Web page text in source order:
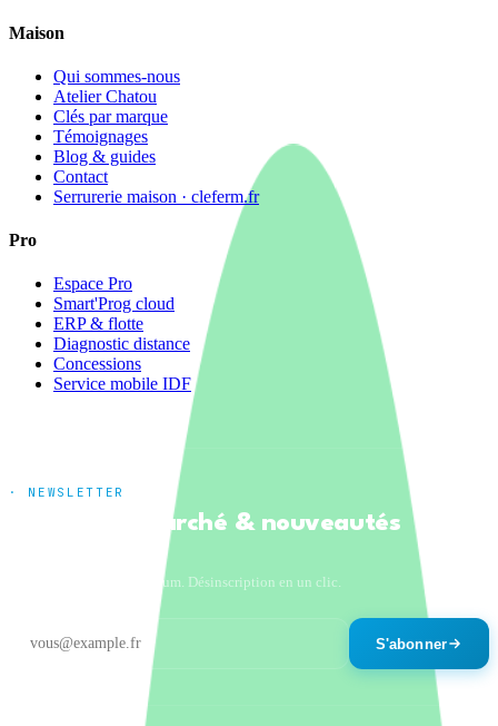
Maison
Qui sommes-nous
Atelier Chatou
Clés par marque
Témoignages
Blog & guides
Contact
Serrurerie maison · cleferm.fr
Pro
Espace Pro
Smart'Prog cloud
ERP & flotte
Diagnostic distance
Concessions
Service mobile IDF
· NEWSLETTER
Tendances marché & nouveautés
Un email par mois maximum. Désinscription en un clic.
S'abonner